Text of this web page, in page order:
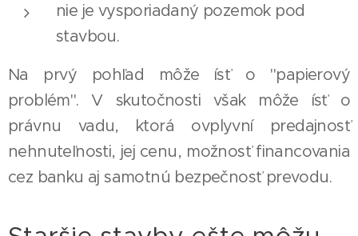
nie je vysporiadaný pozemok pod
stavbou.
Na prvý pohľad môže ísť o "papierový
problém". V skutočnosti však môže ísť o
právnu vadu, ktorá ovplyvní predajnosť
nehnuteľnosti, jej cenu, možnosť financovania
cez banku aj samotnú bezpečnosť prevodu.